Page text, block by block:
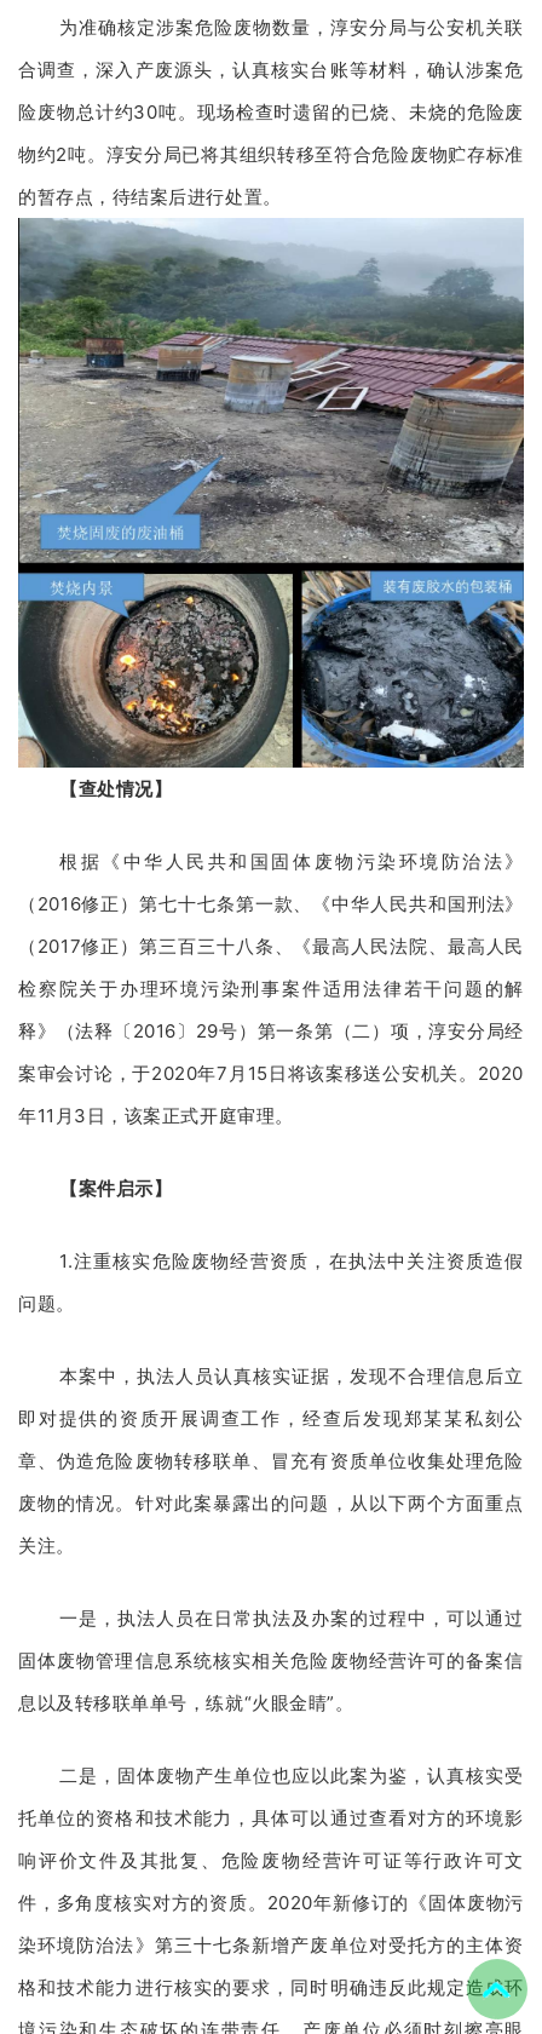
为准确核定涉案危险废物数量，淳安分局与公安机关联
合调查，深入产废源头，认真核实台账等材料，确认涉案危
险废物总计约30吨。现场检查时遗留的已烧、未烧的危险废
物约2吨。淳安分局已将其组织转移至符合危险废物贮存标准
的暂存点，待结案后进行处置。
【查处情况】
根据《中华人民共和国固体废物污染环境防治法》
（2016修正）第七十七条第一款、《中华人民共和国刑法》
（2017修正）第三百三十八条、《最高人民法院、最高人民
检察院关于办理环境污染刑事案件适用法律若干问题的解
释》（法释〔2016〕29号）第一条第（二）项，淳安分局经
案审会讨论，于2020年7月15日将该案移送公安机关。2020
年11月3日，该案正式开庭审理。
【案件启示】
1.注重核实危险废物经营资质，在执法中关注资质造假
问题。
本案中，执法人员认真核实证据，发现不合理信息后立
即对提供的资质开展调查工作，经查后发现郑某某私刻公
章、伪造危险废物转移联单、冒充有资质单位收集处理危险
废物的情况。针对此案暴露出的问题，从以下两个方面重点
关注。
一是，执法人员在日常执法及办案的过程中，可以通过
固体废物管理信息系统核实相关危险废物经营许可的备案信
息以及转移联单单号，练就“火眼金睛”。
二是，固体废物产生单位也应以此案为鉴，认真核实受
托单位的资格和技术能力，具体可以通过查看对方的环境影
响评价文件及其批复、危险废物经营许可证等行政许可文
件，多角度核实对方的资质。2020年新修订的《固体废物污
染环境防治法》第三十七条新增产废单位对受托方的主体资
格和技术能力进行核实的要求，同时明确违反此规定造成环